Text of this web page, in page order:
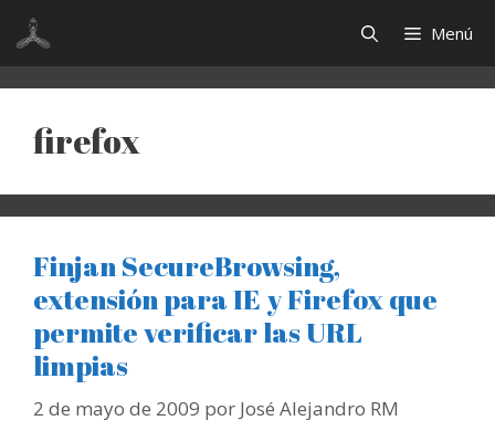
Saltar
contenido
Menú
firefox
Finjan SecureBrowsing,
extensión para IE y Firefox que
permite verificar las URL
limpias
2 de mayo de 2009 por José Alejandro RM